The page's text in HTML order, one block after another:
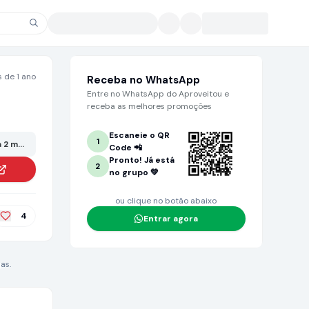
de 1 ano
meses ou mais. Grande chance de não estar mais no valor anunciado!
4
Receba no WhatsApp
Entre no WhatsApp do Aproveitou e
receba as melhores promoções
1
Escaneie o QR
Code 📲
2
Pronto! Já está
no grupo 💚
ou clique no botão abaixo
Entrar agora